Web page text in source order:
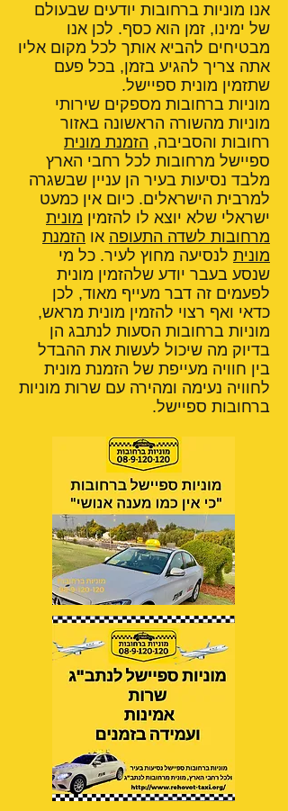
אנו מוניות ברחובות יודעים שבעולם
של ימינו, זמן הוא כסף. לכן אנו
מבטיחים להביא אותך לכל מקום אליו
אתה צריך להגיע בזמן, בכל פעם
שתזמין מונית ספיישל.
מוניות ברחובות מספקים שירותי
מוניות מהשורה הראשונה באזור
רחובות והסביבה, הזמנת מונית
ספיישל מרחובות לכל רחבי הארץ
מלבד נסיעות בעיר הן עניין שבשגרה
למרבית הישראלים. כיום אין כמעט
ישראלי שלא יוצא לו להזמין מונית
מרחובות לשדה התעופה או הזמנת
מונית לנסיעה מחוץ לעיר. כל מי
שנסע בעבר יודע שלהזמין מונית
לפעמים זה דבר מעייף מאוד, לכן
כדאי ואף רצוי להזמין מונית מראש,
מוניות ברחובות הסעות לנתבג הן
בדיוק מה שיכול לעשות את ההבדל
בין חוויה מעייפת של הזמנת מונית
לחוויה נעימה ומהירה עם שרות מוניות
ברחובות ספיישל.